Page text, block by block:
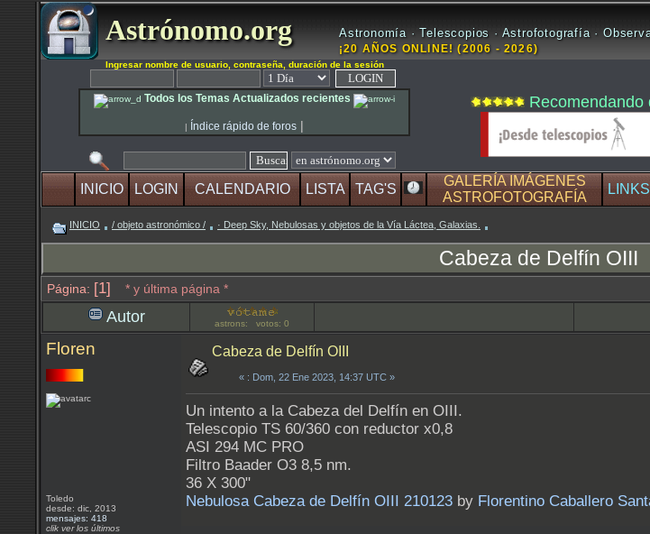
Astrónomo.org Astronomía · Telescopios · Astrofotografía ·
¡20 AÑOS ONLINE! (2006 - 2026)
Ingresar nombre de usuario, contraseña, duración de la sesión
Todos los Temas Actualizados recientes
| Índice rápido de foros |
Recomendando
INICIO LOGIN CALENDARIO LISTA TAG'S
GALERÍA IMÁGENES
ASTROFOTOGRAFÍA
LINKS
INICIO / objeto astronómico / · Deep Sky, Nebulosas y objetos de la Vía Láctea, Galaxias.
Cabeza de Delfín OIII
Página: [1] * y última página *
Autor astrons: votos: 0
Floren
Toledo
desde: dic, 2013
mensajes: 418
clik ver los últimos
Cabeza de Delfín OIII
« : Dom, 22 Ene 2023, 14:37 UTC »
Un intento a la Cabeza del Delfín en OIII.
Telescopio TS 60/360 con reductor x0,8
ASI 294 MC PRO
Filtro Baader O3 8,5 nm.
36 X 300"
Nebulosa Cabeza de Delfín OIII 210123 by Florentino Caballero